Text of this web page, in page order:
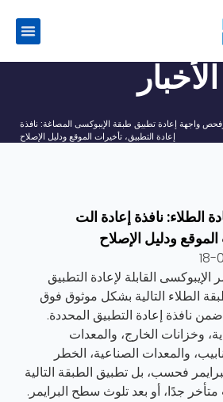
الأخبار
وفحصواجهة إعادة تطبيق طبقة الإيبوكسى المصاغة: نافذة
إعادة التطبيق، تأخيرات الموقع ودليل الإصلاح
الطلاء: نافذة إعادة الت
الإيبوكسى القابلة لإعادة التطبيق
الطلاء التالية بشكل موثوق فوق
نافذة إعادة التطبيق المحددة.
وخزانات الخارج، والمعدات
والمعدات الصناعية، الخطر
فحسب، بل تطبيق الطبقة التالية
جدًا، أو بعد تلوث سطح البرايمر.